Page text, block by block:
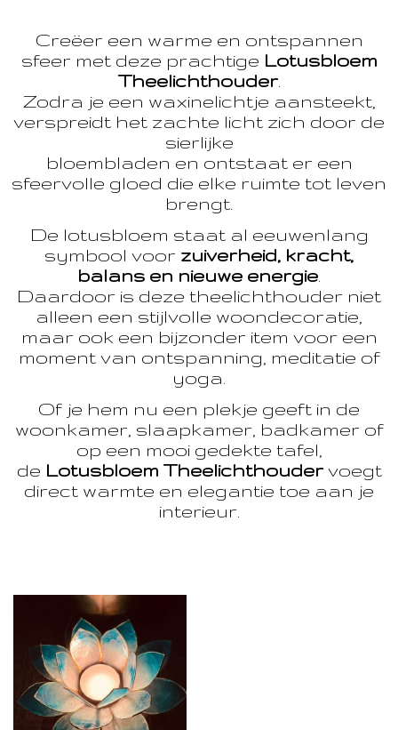
Creëer een warme en ontspannen
sfeer met deze prachtige Lotusbloem
Theelichthouder.
Zodra je een waxinelichtje aansteekt,
verspreidt het zachte licht zich door de
sierlijke
bloembladen en ontstaat er een
sfeervolle gloed die elke ruimte tot leven
brengt.
De lotusbloem staat al eeuwenlang
symbool voor zuiverheid, kracht,
balans en nieuwe energie
Daardoor is deze theelichthouder niet
alleen een stijlvolle woondecoratie,
maar ook een bijzonder item voor een
moment van ontspanning, meditatie of
yoga.
Of je hem nu een plekje geeft in de
woonkamer, slaapkamer, badkamer of
op een mooi gedekte tafel,
de Lotusbloem Theelichthoudervoegt
direct warmte en elegantie toe aan je
interieur.